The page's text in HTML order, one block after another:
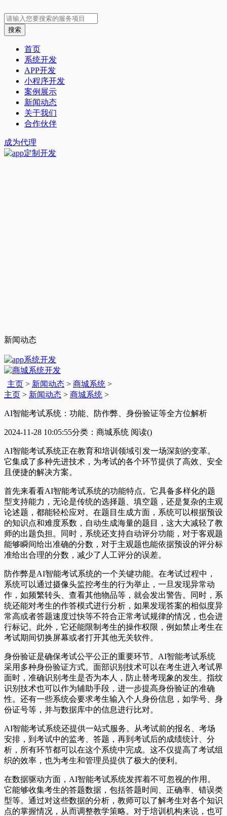
首页
系统开发
APP开发
小程序开发
案例展示
新闻动态
关于我们
合作伙伴
成为代理
新闻动态
主页> 新闻动态> 商城系统>
主页 > 新闻动态 > 商城系统 >
AI智能考试系统：功能、防作弊、身份验证等全方位解析
2024-11-28 10:05:55分类：商城系统 阅读()
AI智能考试系统正在教育和培训领域引发一场深刻的变革。
它集成了多种先进技术，为考试的各个环节提供了高效、安全
且便捷的解决方案。
首先来看看AI智能考试系统的功能特点。它具备多样化的题
型支持能力，无论是传统的选择题、填空题，还是复杂的主观
论述题，都能轻松应对。在题目生成方面，系统可以根据预设
的知识点和难度系数，自动生成海量的题目，这大大减轻了教
师的出题负担。同时，系统还支持自动评分功能，对于客观题
能够瞬间给出准确的分数，对于主观题也能依据预设的评分标
准给出合理的分数，减少了人工评分的误差。
防作弊是AI智能考试系统的一个关键功能。在考试过程中，
系统可以通过摄像头监控考生的行为举止，一旦发现异常动
作，如频繁转头、查看其他物品等，就会发出警告。同时，系
统还能对考生的作答模式进行分析，如果发现答案的相似度异
常高或者答题速度过快等不符合正常考试规律的情况，也会进
行标记。此外，它还能限制考生的操作权限，例如禁止考生在
考试期间切换屏幕或者打开其他无关软件。
身份验证是确保考试公平公正的重要环节。AI智能考试系统
采用多种身份验证方式。面部识别技术可以在考生进入考试界
面时，准确识别考生是否为本人，防止替考现象的发生。指纹
识别技术也可以作为辅助手段，进一步提高身份验证的准确
性。还有一些系统会要求考生输入个人身份信息，如学号、身
份证号等，并与数据库中的信息进行比对。
AI智能考试系统还提供一站式服务。从考试前的报名、考场
安排，到考试中的监考、答题，再到考试后的成绩统计、分
析，所有环节都可以在这个系统中完成。这不仅提高了考试组
织的效率，也为考生和管理员提供了极大的便利。
在数据驱动方面，AI智能考试系统发挥着不可忽视的作用。
它能够收集考生的答题数据，包括答题时间、正确率、错误类
型等。通过对这些数据的分析，教师可以了解考生对各个知识
点的掌握情况，从而调整教学策略。对于培训机构来说，也可